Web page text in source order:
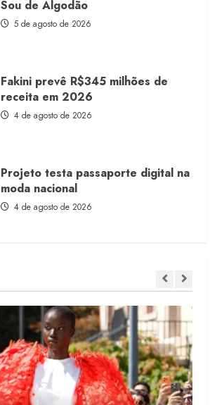
Sou de Algodão
5 de agosto de 2026
Fakini prevê R$345 milhões de
receita em 2026
4 de agosto de 2026
Projeto testa passaporte digital na
moda nacional
4 de agosto de 2026
Moda vende US$63,7 bilhões em
produtos licenciados
6 de agosto de 2026